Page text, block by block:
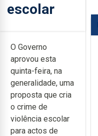
escolar
O Governo
aprovou esta
quinta-feira, na
generalidade, uma
proposta que cria
o crime de
violência escolar
para actos de